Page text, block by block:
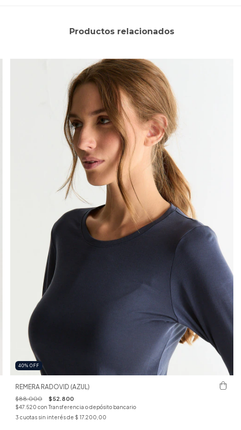
Productos relacionados
40% OFF
REMERA RADOVID (AZUL)
$88.000 $52.800
$47.520 con Transferencia o depósito bancario
3 cuotas sin interés de $ 17.200,00